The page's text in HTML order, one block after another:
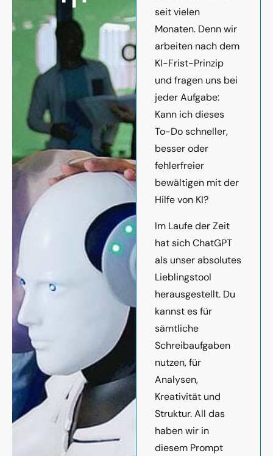
seit vielen
Monaten. Denn wir
arbeiten nach dem
KI-Frist-Prinzip
und fragen uns bei
jeder Aufgabe:
Kann ich dieses
To-Do schneller,
besser oder
fehlerfreier
bewältigen mit der
Hilfe von KI?
Im Laufe der Zeit
hat sich ChatGPT
als unser absolutes
Lieblingstool
herausgestellt. Du
kannst es für
sämtliche
Schreibaufgaben
nutzen, für
Analysen,
Kreativität und
Struktur. All das
haben wir in
diesem Prompt